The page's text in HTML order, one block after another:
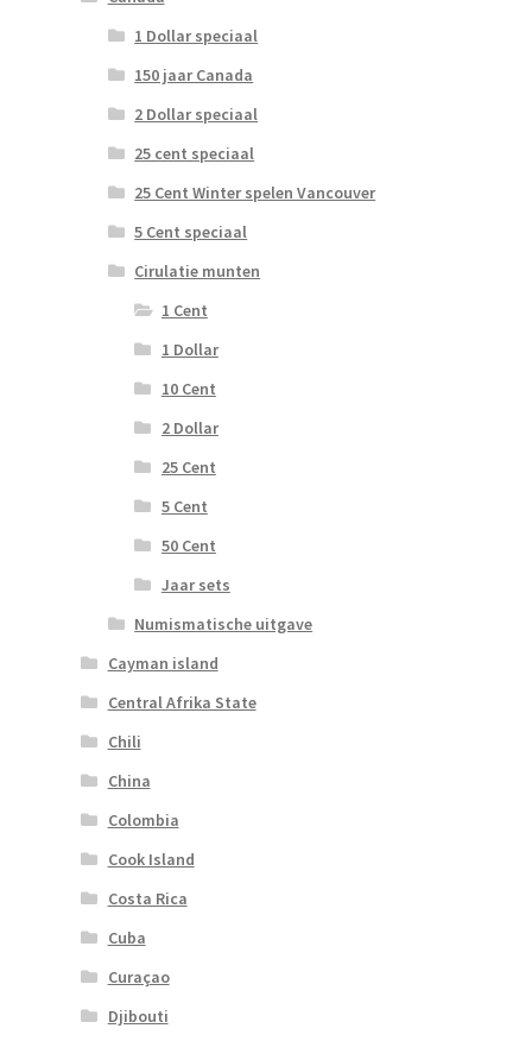
1 Dollar speciaal
150 jaar Canada
2 Dollar speciaal
25 cent speciaal
25 Cent Winter spelen Vancouver
5 Cent speciaal
Cirulatie munten
1 Cent
1 Dollar
10 Cent
2 Dollar
25 Cent
5 Cent
50 Cent
Jaar sets
Numismatische uitgave
Cayman island
Central Afrika State
Chili
China
Colombia
Cook Island
Costa Rica
Cuba
Curaçao
Djibouti